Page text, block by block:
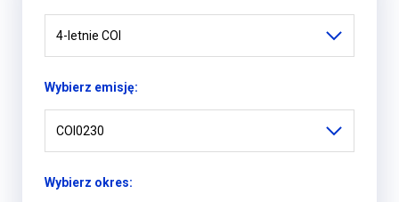
4-letnie COI
Wybierz emisję:
COI0230
Wybierz okres: